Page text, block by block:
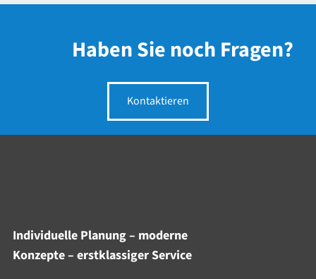
Haben Sie noch Fragen?
Kontaktieren
Individuelle Planung – moderne
Konzepte – erstklassiger Service